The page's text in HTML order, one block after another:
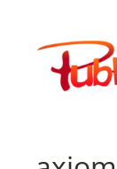
contenuPublimath